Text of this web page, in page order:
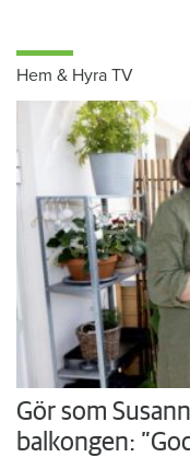
Hem & Hyra TV
Gör som
balkongen: